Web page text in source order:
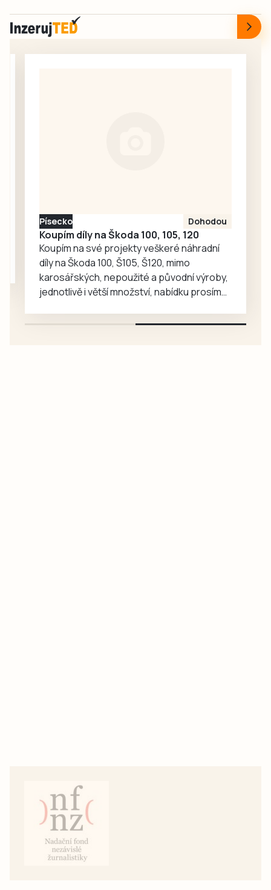
v Táboře. Začal
srpen a neděje se
Písecko Dohodou
Koupím díly na Škoda 100, 105, 120
Koupím na své projekty veškeré náhradní
díly na Škoda 100, Š105, Š120, mimo
karosářských, nepoužité a původní výroby,
jednotlivě i větší množství, nabídku prosím